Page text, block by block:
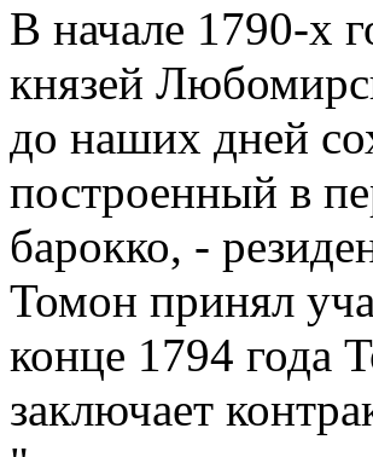
В начале 1790-х
князей
до наших дней
построенный в
барокко, -
Томон принял
конце 1794 года
заключает